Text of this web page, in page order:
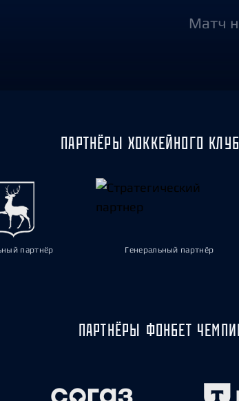
Матч
ПАРТНЁРЫ ХОККЕЙНОГО
партнёр Генеральный партнёр
ПАРТНЁРЫ ФОНБЕТ